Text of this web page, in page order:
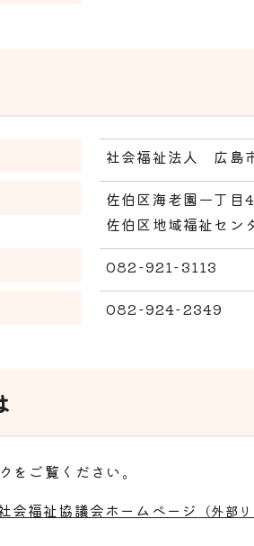
社会福祉法人 広島
佐伯区海老園一丁
佐伯区地域福祉セン
082-921-3113
082-924-2349
をご覧ください。
会福祉協議会ホームページ
（外部